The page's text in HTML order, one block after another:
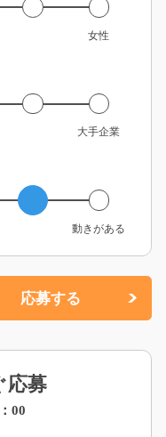
女性
大手企業
動きがある
応募する
応募
00